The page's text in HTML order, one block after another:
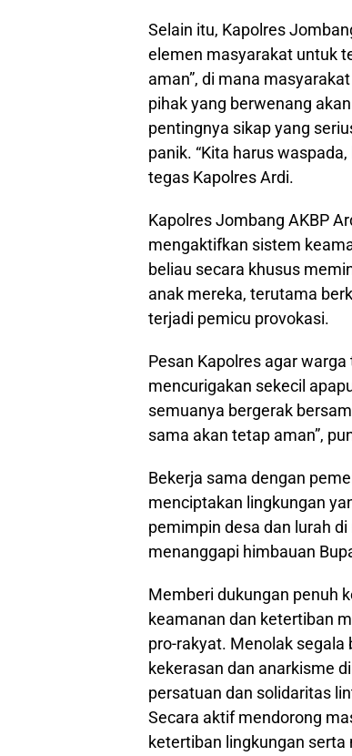
Selain itu, Kapolres
elemen masyarakat untuk
aman”, di mana
pihak yang berwenang
pentingnya sikap yang
panik. “Kita harus
tegas Kapolres Ardi.
Kapolres Jombang AKBP
mengaktifkan sistem
beliau secara khusus
anak mereka, terutama
terjadi pemicu provokasi.
Pesan Kapolres agar
mencurigakan sekecil
semuanya bergerak
sama akan tetap aman”,
Bekerja sama dengan
menciptakan lingkungan
pemimpin desa dan lurah
menanggapi himbauan
Memberi dukungan penuh
keamanan dan ketertiban
pro-rakyat. Menolak segala
kekerasan dan anarkisme
persatuan dan solidaritas
Secara aktif mendorong
ketertiban lingkungan